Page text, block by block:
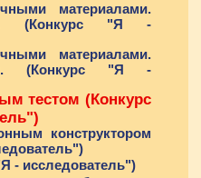
материалами.
(Конкурс "Я -
материалами.
(Конкурс "Я -
тестом (Конкурс
конструктором
- исследователь")